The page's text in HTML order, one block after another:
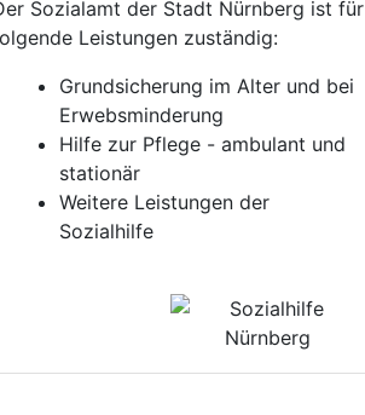
Sozialamt der Stadt Nürnberg ist für
Leistungen zuständig:
Grundsicherung im Alter und bei
Erwebsminderung
Hilfe zur Pflege - ambulant und
stationär
Weitere Leistungen der
Sozialhilfe